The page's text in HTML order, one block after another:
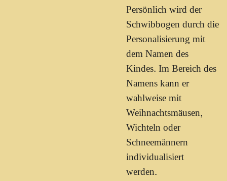
Persönlich wird der
Schwibbogen durch die
Personalisierung mit
dem Namen des
Kindes. Im Bereich des
Namens kann er
wahlweise mit
Weihnachtsmäusen,
Wichteln oder
Schneemännern
individualisiert
werden.